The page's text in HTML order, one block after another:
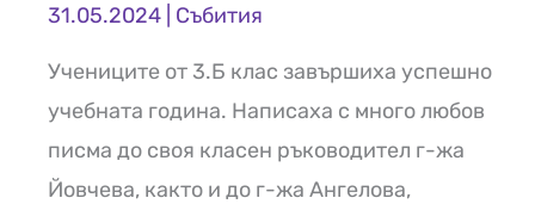
31.05.2024 Събития
Учениците от 3.Б клас завършиха успешно
учебната година. Написаха с много любов
писма до своя класен ръководител г-жа
Йовчева, както и до г-жа Ангелова,